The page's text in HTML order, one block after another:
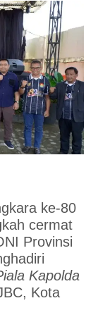
ke-80
cermat
Provinsi
Kapolda
Kota